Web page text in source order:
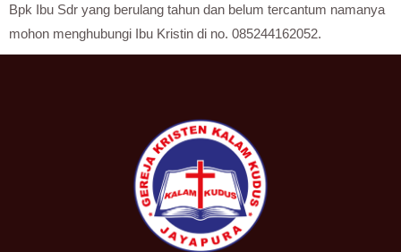
Bpk Ibu Sdr yang berulang tahun dan belum tercantum namanya
mohon menghubungi Ibu Kristin di no. 085244162052.